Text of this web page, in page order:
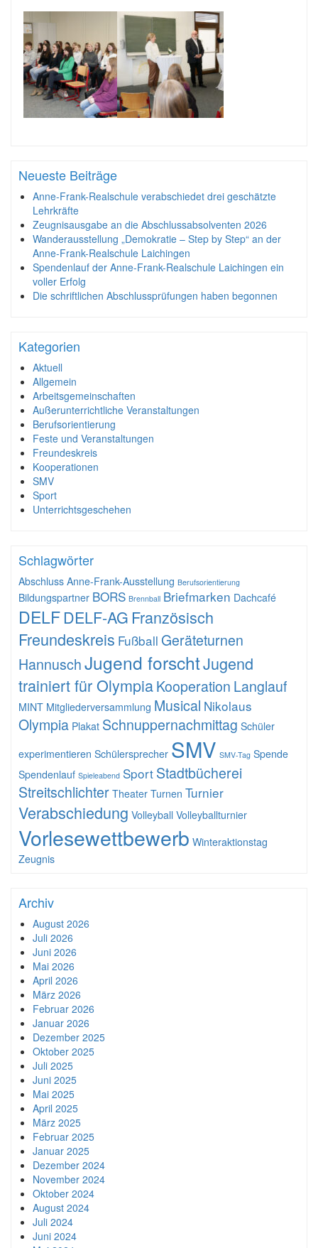
Neueste Beiträge
Anne-Frank-Realschule verabschiedet drei geschätzte
Lehrkräfte
Zeugnisausgabe an die Abschlussabsolventen 2026
Wanderausstellung „Demokratie – Step by Step“ an der
Anne-Frank-Realschule Laichingen
Spendenlauf der Anne-Frank-Realschule Laichingen ein
voller Erfolg
Die schriftlichen Abschlussprüfungen haben begonnen
Kategorien
Aktuell
Allgemein
Arbeitsgemeinschaften
Außerunterrichtliche Veranstaltungen
Berufsorientierung
Feste und Veranstaltungen
Freundeskreis
Kooperationen
SMV
Sport
Unterrichtsgeschehen
Schlagwörter
Abschluss Anne-Frank-Ausstellung Berufsorientierung
Bildungspartner BORS Brennball Briefmarken Dachcafé
DELFDELF-AG Französisch
Freundeskreis Fußball Geräteturnen
HannuschJugend forschtJugend
trainiert für OlympiaKooperation Langlauf
MINT Mitgliederversammlung Musical Nikolaus
Olympia Plakat Schnuppernachmittag Schüler
experimentieren Schülersprecher SMV SMV-Tag Spende
Spendenlauf Spieleabend Sport Stadtbücherei
Streitschlichter Theater Turnen Turnier
Verabschiedung Volleyball Volleyballturnier
Vorlesewettbewerb Winteraktionstag
Zeugnis
Archiv
August 2026
Juli 2026
Juni 2026
Mai 2026
April 2026
März 2026
Februar 2026
Januar 2026
Dezember 2025
Oktober 2025
Juli 2025
Juni 2025
Mai 2025
April 2025
März 2025
Februar 2025
Januar 2025
Dezember 2024
November 2024
Oktober 2024
August 2024
Juli 2024
Juni 2024